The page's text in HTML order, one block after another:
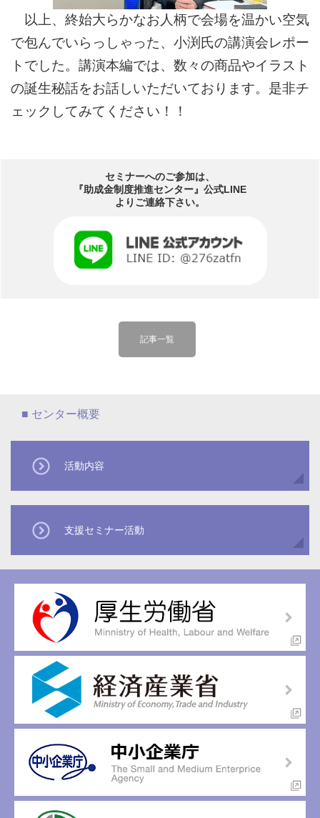
以上、終始大らかなお人柄で会場を温かい空気
で包んでいらっしゃった、小渕氏の講演会レポー
トでした。講演本編では、数々の商品やイラスト
の誕生秘話をお話しいただいております。是非チ
ェックしてみてください！！
セミナーへのご参加は、
『助成金制度推進センター』公式LINE
よりご連絡下さい。
記事一覧
活動内容
支援セミナー活動